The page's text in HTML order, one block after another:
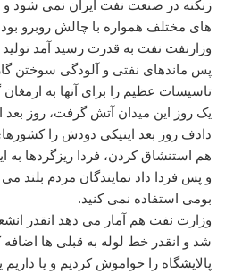
زنکنه در صنعت نفت ایران نمی شود و
های مختلف همواره با چالش روبرو
وزارنفت نفت به قدرت رسید آمد
پس ماندهای نفتی و آلودگی سوختن
تاسیسات عظیم را برای آنها به
یک روز این میدان آتش گرفت، روز
دادف روز بعد اینیکی دودش را
هم استنشاق کردن، فردا ریزگردها
و پس فردا داد نمایندگان مردم بلند
بومی استفاده نمی کنید.
وزارت نفت هم آمار می دهد انقدر
شد و انقدر خط لوله به قبلی ها
پالایشگاه را خواموش کردیم و یا